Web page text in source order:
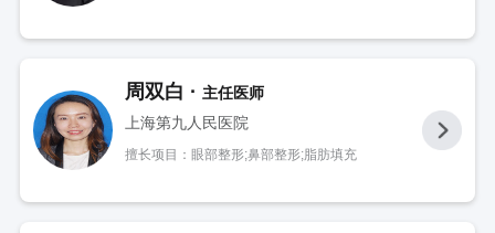
周双白 · 主任医师
上海第九人民医院
擅长项目：眼部整形;鼻部整形;脂肪填充